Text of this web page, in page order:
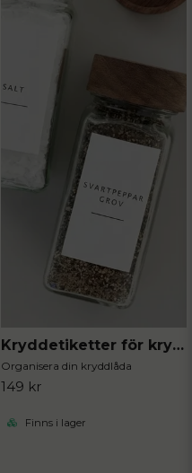
Kryddetiketter för kryddburkar 30st
Organisera din kryddlåda
149 kr
Finns i lager